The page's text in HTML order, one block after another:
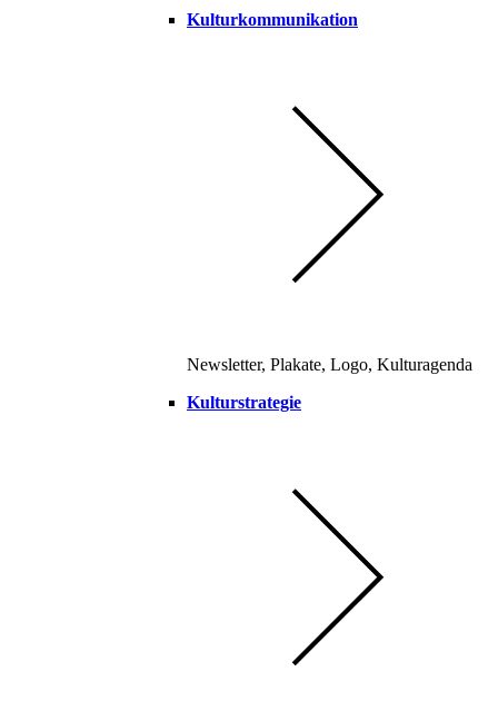
Kulturkommunikation
Newsletter, Plakate, Logo, Kulturagenda
Kulturstrategie